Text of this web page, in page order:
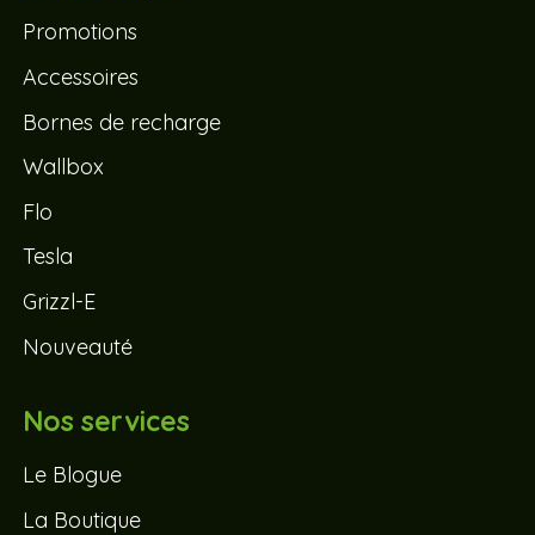
Promotions
Accessoires
Bornes de recharge
Wallbox
Flo
Tesla
Grizzl-E
Nouveauté
Nos services
Le Blogue
La Boutique